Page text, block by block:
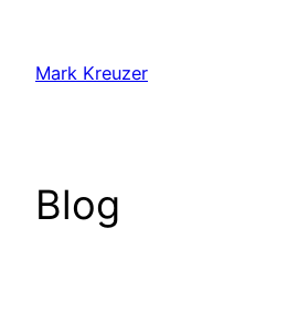
springen
Mark Kreuzer
Blog